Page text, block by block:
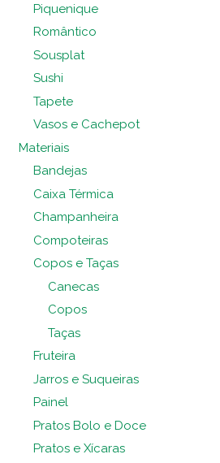
Piquenique
Romântico
Sousplat
Sushi
Tapete
Vasos e Cachepot
Materiais
Bandejas
Caixa Térmica
Champanheira
Compoteiras
Copos e Taças
Canecas
Copos
Taças
Fruteira
Jarros e Suqueiras
Painel
Pratos Bolo e Doce
Pratos e Xícaras